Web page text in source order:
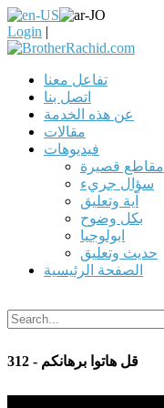
Login |
تفاعل معنا
اتصل بنا
عن هذه الخدمة
مقالات
فيديوهات
مقاطع قصيرة
سؤال جريء
آية وتعليق
بكل وضوح
ابولوجيا
حديث وتعليق
الصفحة الرئيسية
312 - قل هاتوا برهانكم